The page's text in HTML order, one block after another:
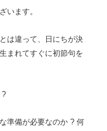
います。
は違って、日にちが決
まれてすぐに初節句を
?
準備が必要なのか ? 何